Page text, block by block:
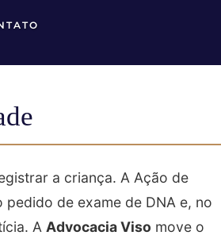
a criança. A Ação de
de exame de DNA e, no
A Advocacia Viso move o